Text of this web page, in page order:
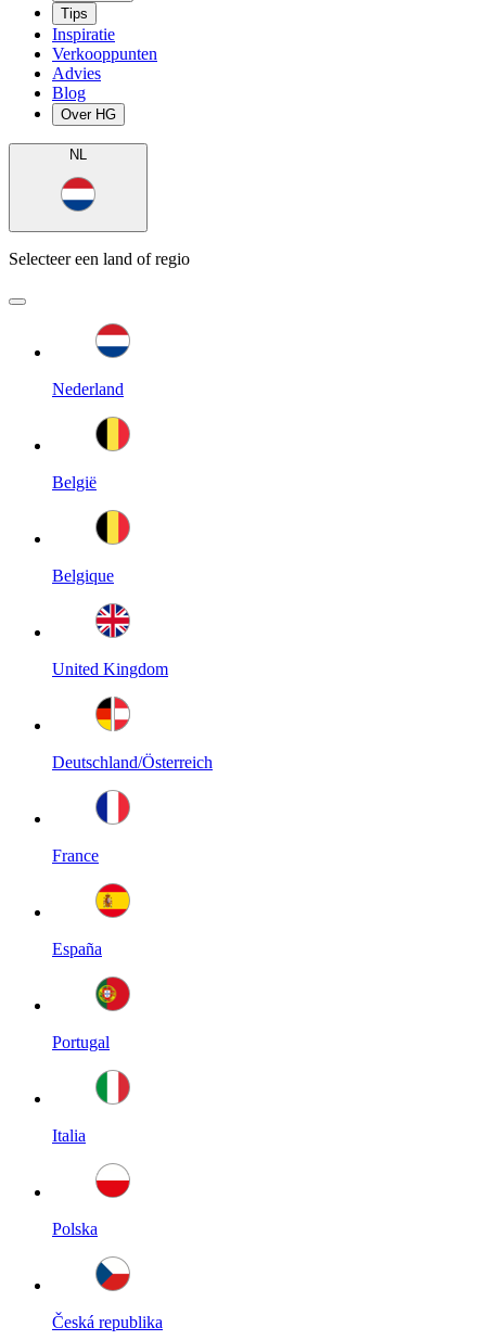
Tips
Inspiratie
Verkooppunten
Advies
Blog
Over HG
NL
Selecteer een land of regio
Nederland
België
Belgique
United Kingdom
Deutschland/Österreich
France
España
Portugal
Italia
Polska
Česká republika